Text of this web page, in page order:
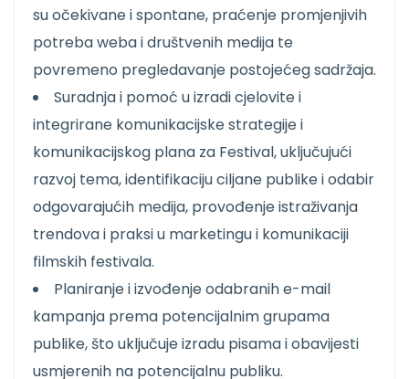
su očekivane i spontane, praćenje promjenjivih
potreba weba i društvenih medija te
povremeno pregledavanje postojećeg sadržaja.
Suradnja i pomoć u izradi cjelovite i
integrirane komunikacijske strategije i
komunikacijskog plana za Festival, uključujući
razvoj tema, identifikaciju ciljane publike i odabir
odgovarajućih medija, provođenje istraživanja
trendova i praksi u marketingu i komunikaciji
filmskih festivala.
Planiranje i izvođenje odabranih e-mail
kampanja prema potencijalnim grupama
publike, što uključuje izradu pisama i obavijesti
usmjerenih na potencijalnu publiku.